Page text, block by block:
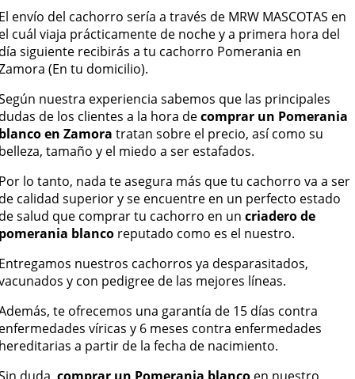
envío del cachorro sería a través de MRW MASCOTAS en
cuál viaja prácticamente de noche y a primera hora del
siguiente recibirás a tu cachorro Pomerania en
(En tu domicilio).
nuestra experiencia sabemos que las principales
de los clientes a la hora decomprar un Pomerania
en Zamora tratan sobre el precio, así como su
tamaño y el miedo a ser estafados.
lo tanto, nada te asegura más que tu cachorro va a ser
calidad superior y se encuentre en un perfecto estado
salud que comprar tu cachorro en un criadero de
blanco reputado como es el nuestro.
nuestros cachorros ya desparasitados,
y con pedigree de las mejores líneas.
te ofrecemos una garantía de 15 días contra
víricas y 6 meses contra enfermedades
a partir de la fecha de nacimiento.